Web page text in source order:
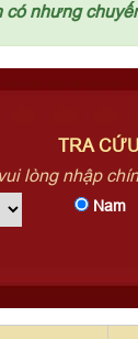
có nhưng
TRA
lòng nhập
Nam